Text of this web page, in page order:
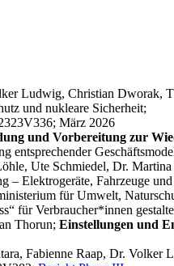
Ludwig, Christian Dworak,
und nukleare Sicherheit;
März 2026
und Vorbereitung zur
entsprechender
Ute Schmiedel, Dr.
Elektrogeräte, Fahrzeuge
für Umwelt,
für Verbraucher*innen
Thorun; Einstellungen und
Fabienne Raap, Dr.